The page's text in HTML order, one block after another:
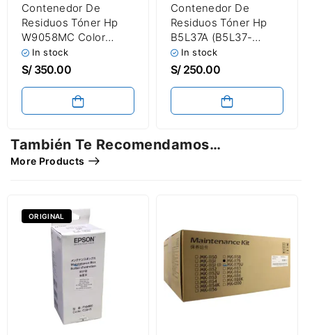
Contenedor De
Residuos Tóner Hp
W9058MC Color
LaserJet Managed
Flow MFP E87640Z /
/ E87650DN /
E87655Z / E87660Z /
Tóner Container
71,000 Páginas
In stock
S/350.00
Contenedor De
Residuos Tóner Hp
B5L37A (B5L37-
67901) Color LaserJet
Enterprise M552 /
/ MFP M577 / M578
Waste Tóner
Páginas
In stock
S/250.00
También Te Recomendamos…
More Products
ORIGINAL